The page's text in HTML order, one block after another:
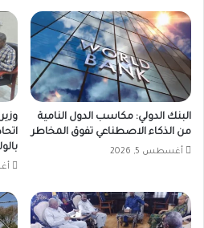
البنك الدولي: مكاسب الدول النامية
من الذكاء الاصطناعي تفوق المخاطر
أغسطس 5, 2026